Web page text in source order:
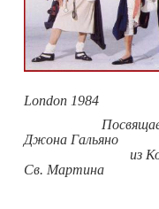
London 1984
Посвящается
Джона Гальяно
из Колледжа
Св. Мартина